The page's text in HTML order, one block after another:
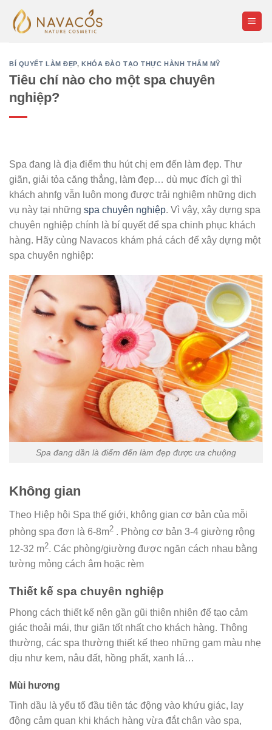
BÍ QUYẾT LÀM ĐẸP,KHÓA ĐÀO TẠO THỰC HÀNH THẨM MỸ
Tiêu chí nào cho một spa chuyên
nghiệp?
Spa đang là địa điểm thu hút chị em đến làm đẹp. Thư
giãn, giải tỏa căng thẳng, làm đẹp… dù mục đích gì thì
khách ahnfg vẫn luôn mong được trải nghiệm những dịch
vụ này tại những spa chuyên nghiệp. Vì vậy, xây dựng spa
chuyên nghiệp chính là bí quyết để spa chinh phục khách
hàng. Hãy cùng Navacos khám phá cách để xây dựng một
spa chuyên nghiệp:
Spa đang dần là điểm đến làm đẹp được ưa chuộng
Không gian
Theo Hiệp hội Spa thế giới, không gian cơ bản của mỗi
phòng spa đơn là 6-8m2 . Phòng cơ bản 3-4 giường rộng
12-32 m2. Các phòng/giường được ngăn cách nhau bằng
tường mỏng cách âm hoặc rèm
Thiết kế spa chuyên nghiệp
Phong cách thiết kế nên gần gũi thiên nhiên để tạo cảm
giác thoải mái, thư giãn tốt nhất cho khách hàng. Thông
thường, các spa thường thiết kế theo những gam màu nhẹ
dịu như kem, nâu đất, hồng phất, xanh lá…
Mùi hương
Tinh dầu là yếu tố đầu tiên tác động vào khứu giác, lay
động cảm quan khi khách hàng vừa đắt chân vào spa,